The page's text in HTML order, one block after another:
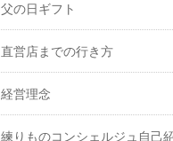
父の日ギフト
直営店までの行き方
経営理念
練りものコンシェルジュ自己